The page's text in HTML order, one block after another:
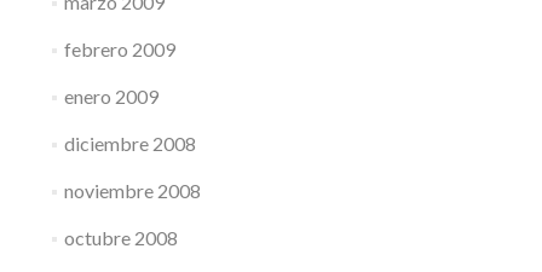
febrero 2009
enero 2009
diciembre 2008
noviembre 2008
octubre 2008